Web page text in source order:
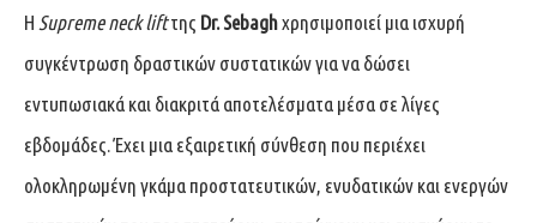
Η Supreme neck liftτης Dr. Sebaghχρησιμοποιεί μια ισχυρή
συγκέντρωση δραστικών συστατικών για να δώσει
εντυπωσιακά και διακριτά αποτελέσματα μέσα σε λίγες
εβδομάδες. Έχει μια εξαιρετική σύνθεση που περιέχει
ολοκληρωμένη γκάμα προστατευτικών, ενυδατικών και ενεργών